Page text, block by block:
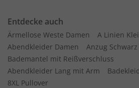
Entdecke auch
Ärmellose Weste Damen
A Linien
Abendkleider Damen
Anzug Schwarz
Bademantel mit Reißverschluss
Abendkleider Lang mit Arm
8XL Pullover